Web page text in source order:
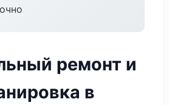
ремонт и
в